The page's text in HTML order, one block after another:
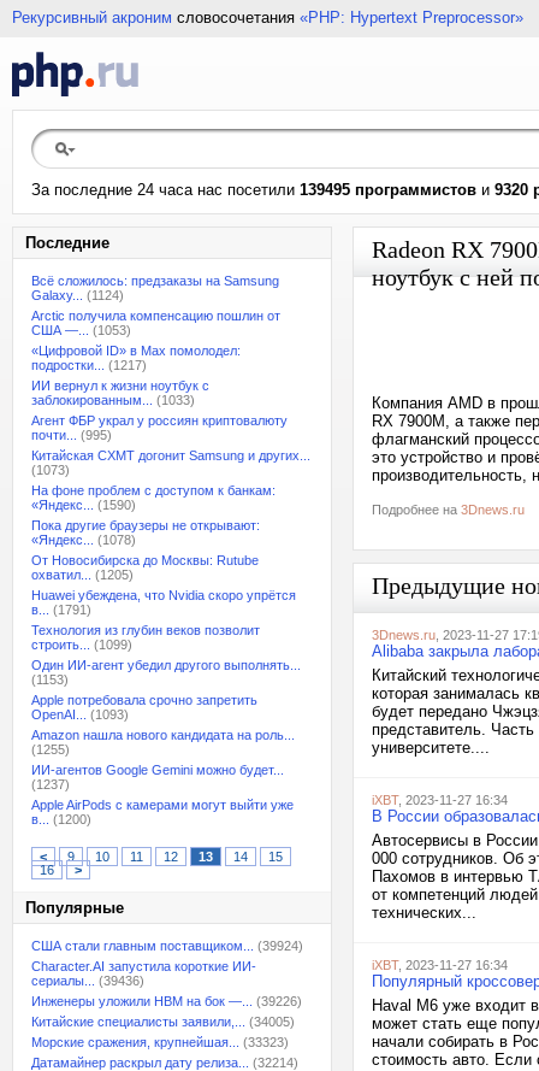
Рекурсивный акроним словосочетания «PHP: Hypertext Preprocessor»
За последние 24 часа нас посетили 139495 программистов и 9320
Последние
Всё сложилось: предзаказы на Samsung
Galaxy...
(1124)
Arctic получила компенсацию пошлин от
США —...
(1053)
«Цифровой ID» в Max помолодел:
подростки...
(1217)
ИИ вернул к жизни ноутбук с
заблокированным...
(1033)
Агент ФБР украл у россиян криптовалюту
почти...
(995)
Китайская CXMT догонит Samsung и других...
(1073)
На фоне проблем с доступом к банкам:
«Яндекс...
(1590)
Пока другие браузеры не открывают:
«Яндекс...
(1078)
От Новосибирска до Москвы: Rutube
охватил...
(1205)
Huawei убеждена, что Nvidia скоро упрётся
в...
(1791)
Технология из глубин веков позволит
строить...
(1099)
Один ИИ-агент убедил другого выполнять...
(1153)
Apple потребовала срочно запретить
OpenAI...
(1093)
Amazon нашла нового кандидата на роль...
(1255)
ИИ-агентов Google Gemini можно будет...
(1237)
Apple AirPods с камерами могут выйти уже
в...
(1200)
< 9 10 11 12 13 14
15
16
>
Популярные
США стали главным поставщиком...
(39924)
Character.AI запустила короткие ИИ-
сериалы...
(39436)
Инженеры уложили HBM на бок —...
(39226)
Китайские специалисты заявили,...
(34005)
Морские сражения, крупнейшая...
(33323)
Датамайнер раскрыл дату релиза...
(32214)
Radeon RX
ноутбук с ней
Компания AMD в
RX 7900M, а также
флагманский
это устройство и
производительность,
Подробнее на 3Dnews.ru
Предыдущие
3Dnews.ru , 2023-11-27
Alibaba закрыла
Китайский
которая занималась
будет передано
представитель.
университете....
iXBT, 2023-11-27 16:34
В России
Автосервисы в
000 сотрудников. Об
Пахомов в интервью
от компетенций
технических...
iXBT, 2023-11-27 16:34
Популярный
Haval M6 уже входит
может стать еще
начали собирать в
стоимость авто. Если